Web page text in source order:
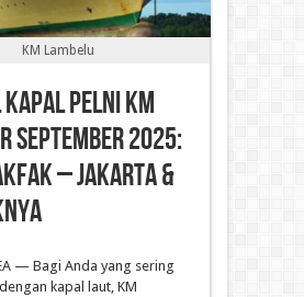
KM Lambelu
Pelni KM
September 2025:
– Jakarta &
— Bagi Anda yang sering
kapal laut, KM